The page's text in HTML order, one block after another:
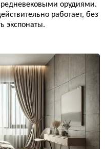
орудиями.
работает, без
экспонаты.